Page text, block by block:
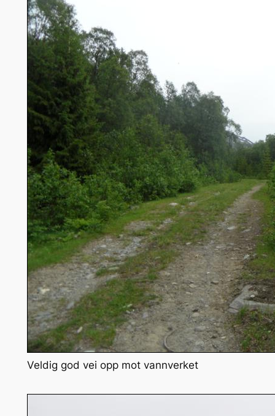
Veldig god vei opp mot vannverket